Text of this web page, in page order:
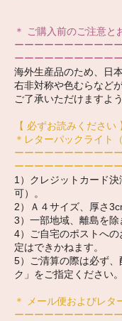
＊ ご購入前のご注意と
ーーーーーーーーーー
ーーーーーーーーーー
海外生産品のため、日
右非対称や色むらなど
ご了承いただけますよ
【 必ずお読みください
＊レターパックライト
ーーーーーーーーーー
ーーーーーーーーーー
1）クレジットカード
可）。
2）Ａ４サイズ、厚さ
3）一部地域、離島を除
4）ご自宅のポストへ
定はできかねます。
5）ご清算の際は必ず
ク」をご指定ください。
＊ メール便およびレタ
ーーーーーーーーーー